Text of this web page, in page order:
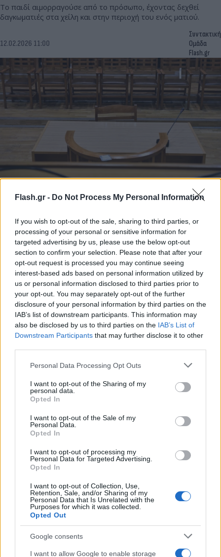
Flash.gr - Do Not Process My Personal Information
If you wish to opt-out of the sale, sharing to third parties, or
processing of your personal or sensitive information for
targeted advertising by us, please use the below opt-out
section to confirm your selection. Please note that after your
opt-out request is processed you may continue seeing
interest-based ads based on personal information utilized by
us or personal information disclosed to third parties prior to
your opt-out. You may separately opt-out of the further
disclosure of your personal information by third parties on the
IAB’s list of downstream participants. This information may
also be disclosed by us to third parties on the IAB’s List of
Downstream Participants that may further disclose it to other
Please note that this website/app uses one or more Google
not limited to your visit or usage behaviour. You may click to
grant or deny consent to Google and its third-party tags to
use your data for below specified purposes in below Google
consent section.
Personal Data Processing Opt Outs
I want to opt-out of the Sharing of my
personal data.
Opted In
I want to opt-out of the Sale of my
Personal Data.
Opted In
I want to opt-out of processing my
Personal Data for Targeted Advertising.
Opted In
I want to opt-out of Collection, Use,
Retention, Sale, and/or Sharing of my
Personal Data that Is Unrelated with the
Purposes for which it was collected.
Opted Out
Google consents
I want to allow Google to enable storage
Το παιδί αιμορραγούσε από το πρόσωπο, έχοντας δεχθεί
δαγκωματιές στα χείλη και στην περιοχή του ενός ματιού.
12.02.2026 11:00
Συντακτική
Ομάδα
Flash.gr
Θεσσαλονίκη: Ένοχοι δύο πρώην αντιδήμαρχοι
για φονική επίθεση αδέσποτων σκύλων
Σε ποινές φυλάκισης καταδικάστηκαν δύο πρώην αντιδήμαρχοι
για τον θάνατο 65χρονου και τον τραυματισμό 82χρονου από
αγέλη αδέσποτων σκύλων.
20.01.2026 16:11
Συντακτική
Flash.gr
έτους: Αθόρυβα πυροτεχνήματα για τα ζώα και
το περιβάλλον
Η νέα πρωτοβουλία της Ειδικής Γραμματείας για την
Προστασία των Ζώων Συντροφιάς.
31.12.2025 16:21
Flash.gr